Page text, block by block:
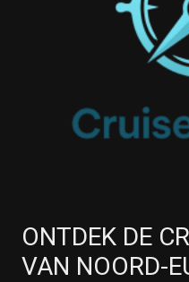
ONTDEK DE
VAN NOORD-